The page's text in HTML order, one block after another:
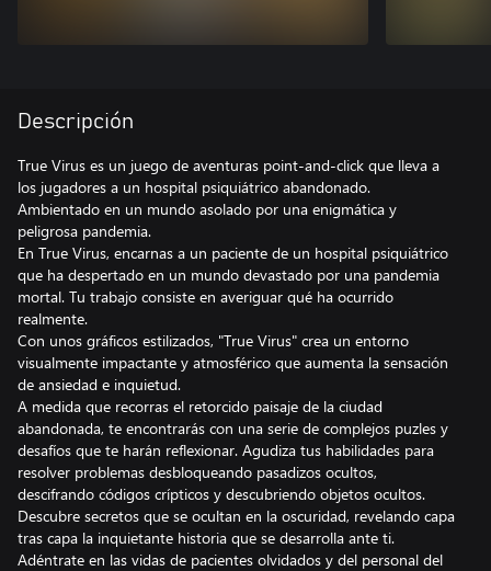
Descripción
True Virus es un juego de aventuras point-and-click que lleva a
los jugadores a un hospital psiquiátrico abandonado.
Ambientado en un mundo asolado por una enigmática y
peligrosa pandemia.
En True Virus, encarnas a un paciente de un hospital psiquiátrico
que ha despertado en un mundo devastado por una pandemia
mortal. Tu trabajo consiste en averiguar qué ha ocurrido
realmente.
Con unos gráficos estilizados, "True Virus" crea un entorno
visualmente impactante y atmosférico que aumenta la sensación
de ansiedad e inquietud.
A medida que recorras el retorcido paisaje de la ciudad
abandonada, te encontrarás con una serie de complejos puzles y
desafíos que te harán reflexionar. Agudiza tus habilidades para
resolver problemas desbloqueando pasadizos ocultos,
descifrando códigos crípticos y descubriendo objetos ocultos.
Descubre secretos que se ocultan en la oscuridad, revelando capa
tras capa la inquietante historia que se desarrolla ante ti.
Adéntrate en las vidas de pacientes olvidados y del personal del